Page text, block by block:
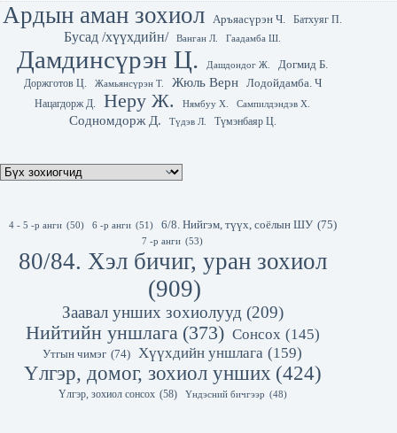
Ардын аман зохиол Аръяасүрэн Ч. Батхуяг П.
Бусад /хүүхдийн/ Ванган Л. Гаадамба Ш.
Дамдинсүрэн Ц. Дашдондог Ж.
Догмид Б.
Доржготов Ц.
Жамьянсүрэн Т. Жюль Верн Лодойдамба. Ч
Нацагдорж Д. Неру Ж. Нямбуу Х. Сампилдэндэв Х.
Содномдорж Д. Түдэв Л. Түмэнбаяр Ц.
4 - 5 -р анги (50) 6 -р анги (51) 6/8. Нийгэм, түүх, соёлын ШУ (75)
7 -р анги (53)
80/84. Хэл бичиг, уран зохиол
(909)
Заавал унших зохиолууд (209)
Нийтийн уншлага (373) Сонсох (145)
Утгын чимэг (74) Хүүхдийн уншлага (159)
Үлгэр, домог, зохиол унших (424)
Үлгэр, зохиол сонсох (58) Үндэсний бичгээр (48)